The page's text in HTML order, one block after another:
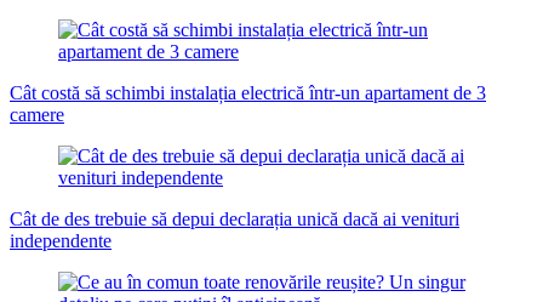
Cât costă să schimbi instalația electrică într-un apartament de 3
camere
Cât de des trebuie să depui declarația unică dacă ai venituri
independente